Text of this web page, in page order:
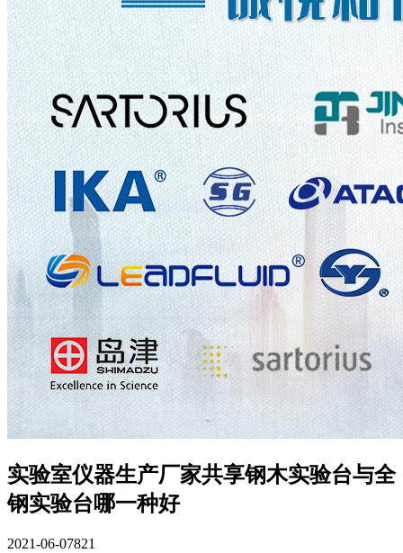
实验室仪器生产厂家共享钢木实验台与全
钢实验台哪一种好
2021-06-07821